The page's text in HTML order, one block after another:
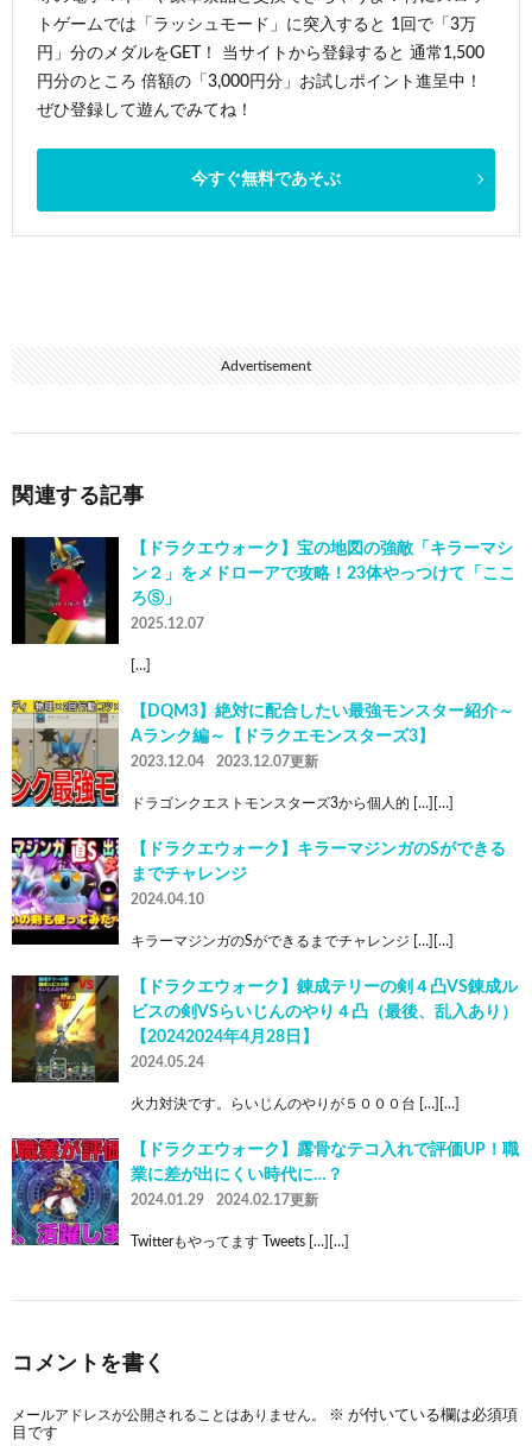
トゲームでは「ラッシュモード」に突入すると 1回で「3万
円」分のメダルをGET！ 当サイトから登録すると 通常1,500
円分のところ 倍額の「3,000円分」お試しポイント進呈中！
ぜひ登録して遊んでみてね！
今すぐ無料であそぶ
Advertisement
関連する記事
【ドラクエウォーク】宝の地図の強敵「キラーマシ
ン２」をメドローアで攻略！23体やっつけて「ここ
ろⓈ」
2025.12.07
[…]
【DQM3】絶対に配合したい最強モンスター紹介～
Aランク編～【ドラクエモンスターズ3】
2023.12.04 2023.12.07更新
ドラゴンクエストモンスターズ3から個人的 […][…]
【ドラクエウォーク】キラーマジンガのSができる
までチャレンジ
2024.04.10
キラーマジンガのSができるまでチャレンジ […][…]
【ドラクエウォーク】錬成テリーの剣４凸VS錬成ル
ビスの剣VSらいじんのやり４凸（最後、乱入あり）
【20242024年4月28日】
2024.05.24
火力対決です。らいじんのやりが５０００台 […][…]
【ドラクエウォーク】露骨なテコ入れで評価UP！職
業に差が出にくい時代に…？
2024.01.29 2024.02.17更新
Twitterもやってます Tweets […][…]
コメントを書く
メールアドレスが公開されることはありません。 ※ が付いている欄は必須項
目です